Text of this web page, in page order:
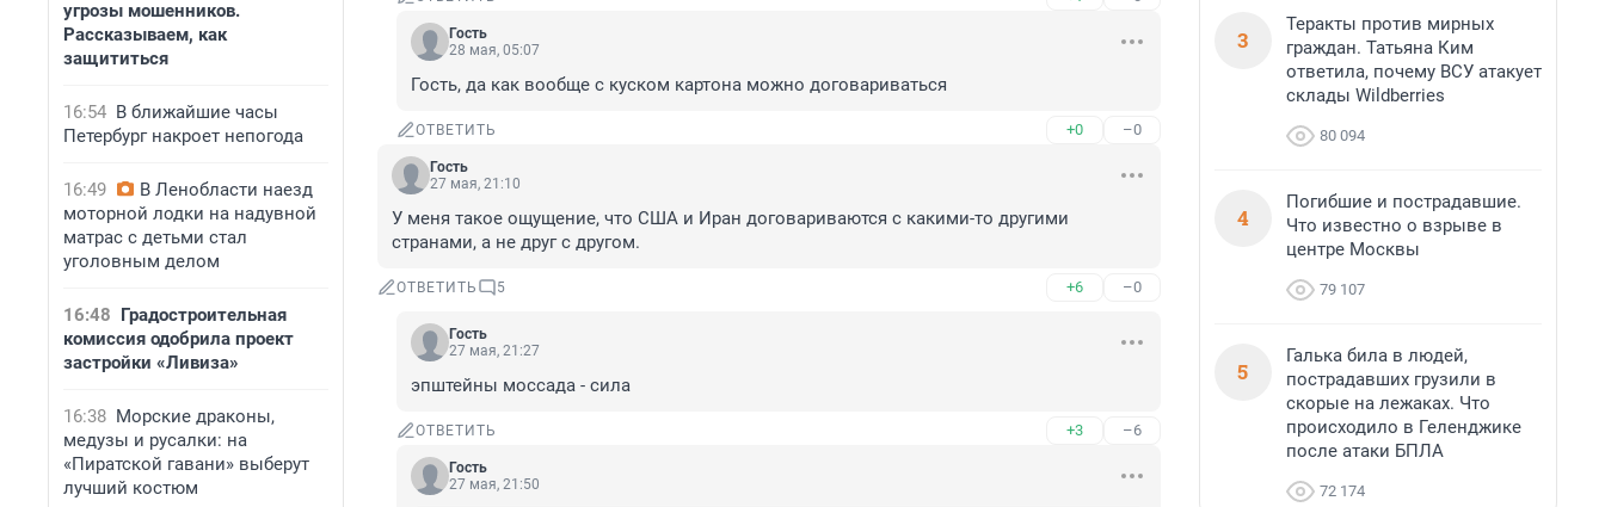
угрозы мошенников.
Рассказываем, как
защититься
16:54 В ближайшие часы
Петербург накроет непогода
16:49
В Ленобласти наезд
моторной лодки на надувной
матрас с детьми стал
уголовным делом
16:48 Градостроительная
комиссия одобрила проект
застройки «Ливиза»
16:38 Морские драконы,
медузы и русалки: на
«Пиратской гавани» выберут
лучший костюм
Гость
28 мая, 05:07
Гость, да как вообще с куском картона можно договариваться
ОТВЕТИТЬ +0 –0
Гость
27 мая, 21:10
У меня такое ощущение, что США и Иран договариваются с какими-то другими
странами, а не друг с другом.
ОТВЕТИТЬ 5 +6 –0
Гость
27 мая, 21:27
эпштейны моссада - сила
ОТВЕТИТЬ +3 –6
Гость
27 мая, 21:50
3
Теракты против мирных
граждан. Татьяна Ким
ответила, почему ВСУ атакует
склады Wildberries
80 094
4
Погибшие и пострадавшие.
Что известно о взрыве в
центре Москвы
79 107
5
Галька била в людей,
пострадавших грузили в
скорые на лежаках. Что
происходило в Геленджике
после атаки БПЛА
72 174